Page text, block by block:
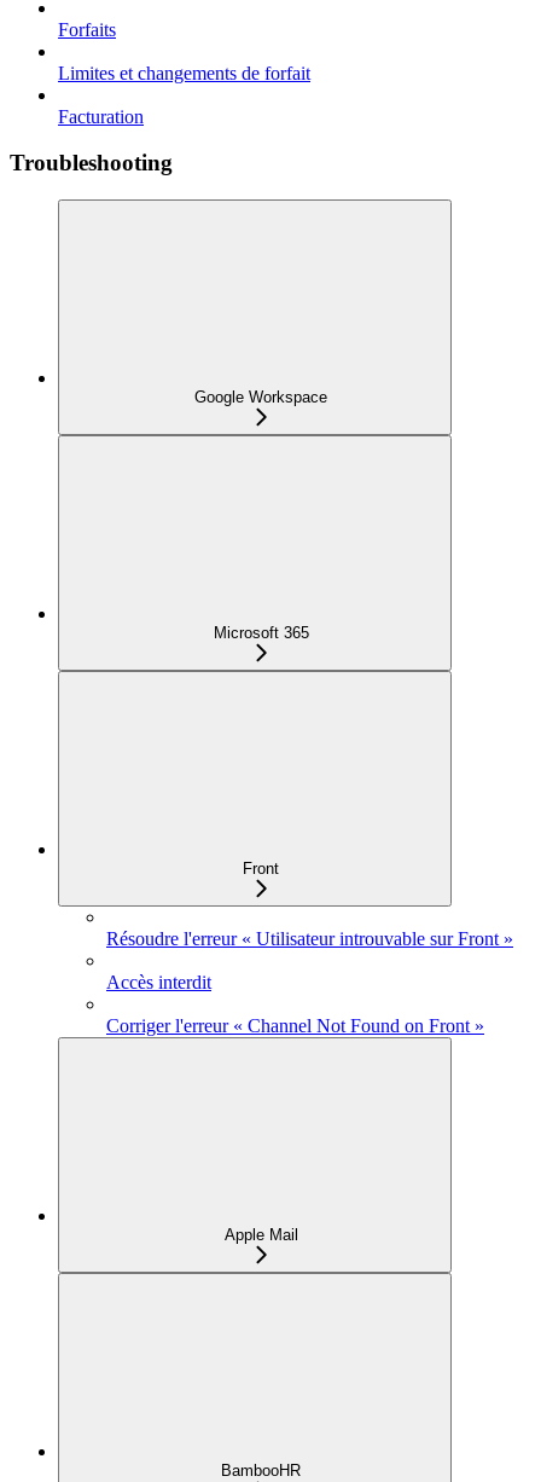
Forfaits
Limites et changements de forfait
Facturation
Troubleshooting
Google Workspace
Microsoft 365
Front
Résoudre l'erreur « Utilisateur introuvable sur Front »
Accès interdit
Corriger l'erreur « Channel Not Found on Front »
Apple Mail
BambooHR